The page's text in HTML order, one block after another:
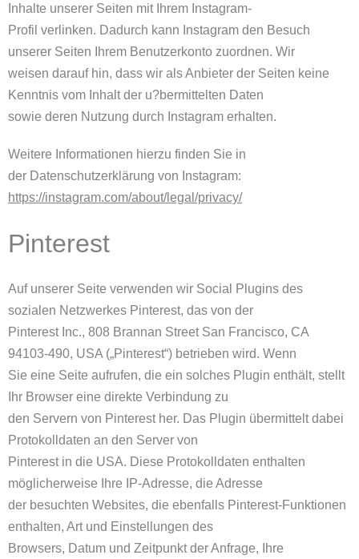
Inhalte unserer Seiten mit Ihrem Instagram-
Profil verlinken. Dadurch kann Instagram den Besuch
unserer Seiten Ihrem Benutzerkonto zuordnen. Wir
weisen darauf hin, dass wir als Anbieter der Seiten keine
Kenntnis vom Inhalt der u?bermittelten Daten
sowie deren Nutzung durch Instagram erhalten.
Weitere Informationen hierzu finden Sie in
der Datenschutzerklärung von Instagram:
https://instagram.com/about/legal/privacy/
Pinterest
Auf unserer Seite verwenden wir Social Plugins des
sozialen Netzwerkes Pinterest, das von der
Pinterest Inc., 808 Brannan Street San Francisco, CA
94103-490, USA („Pinterest“) betrieben wird. Wenn
Sie eine Seite aufrufen, die ein solches Plugin enthält, stellt
Ihr Browser eine direkte Verbindung zu
den Servern von Pinterest her. Das Plugin übermittelt dabei
Protokolldaten an den Server von
Pinterest in die USA. Diese Protokolldaten enthalten
möglicherweise Ihre IP-Adresse, die Adresse
der besuchten Websites, die ebenfalls Pinterest-Funktionen
enthalten, Art und Einstellungen des
Browsers, Datum und Zeitpunkt der Anfrage, Ihre